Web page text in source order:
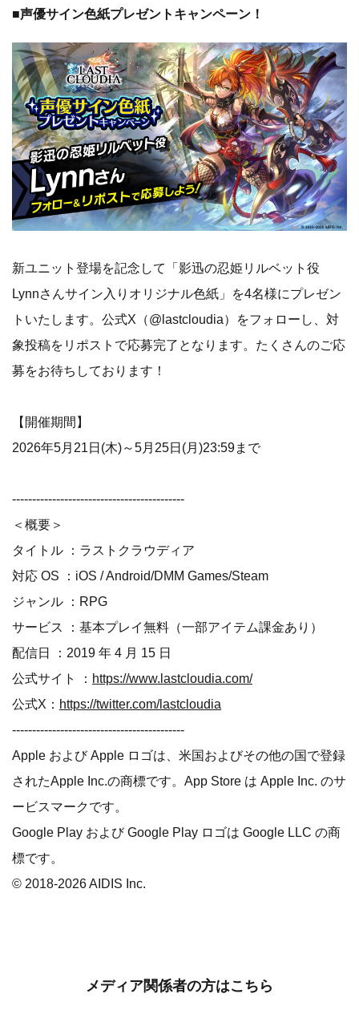
■声優サイン色紙プレゼントキャンペーン！
新ユニット登場を記念して「影迅の忍姫リルベット役
Lynnさんサイン入りオリジナル色紙」を4名様にプレゼン
トいたします。公式X（@lastcloudia）をフォローし、対
象投稿をリポストで応募完了となります。たくさんのご応
募をお待ちしております！
【開催期間】
2026年5月21日(木)～5月25日(月)23:59まで
-------------------------------------------
＜概要＞
タイトル ：ラストクラウディア
対応 OS ：iOS / Android/DMM Games/Steam
ジャンル ：RPG
サービス ：基本プレイ無料（一部アイテム課金あり）
配信日 ：2019 年 4 月 15 日
公式サイト ： https://www.lastcloudia.com/
公式X： https://twitter.com/lastcloudia
-------------------------------------------
Apple および Apple ロゴは、米国およびその他の国で登録
されたApple Inc.の商標です。App Store は Apple Inc. のサ
ービスマークです。
Google Play および Google Play ロゴは Google LLC の商
標です。
© 2018-2026 AIDIS Inc.
メディア関係者の方はこちら